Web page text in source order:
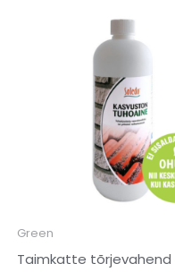
Green
Taimkatte tõrjevahend
9,90 €
35,55 €